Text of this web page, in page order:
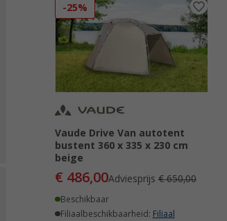
-25%
Vaude Drive Van autotent
bustent 360 x 335 x 230 cm
beige
€ 486,00Adviesprijs€ 650,00
Beschikbaar
Filiaalbeschikbaarheid: Filiaal